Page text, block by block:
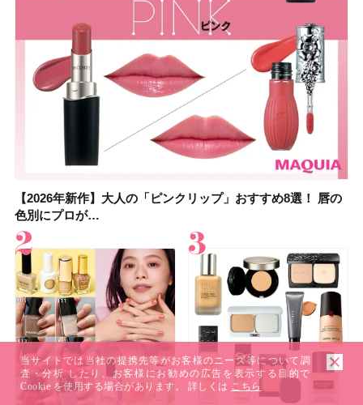
【2026年新作】大人の「ピンクリップ」おすすめ8選！ 唇の
色別にプロが…
【上田竜也さんのマイベストコスメ５選】大人になって開眼
したからこそ愛が深…
【2026年新作】大人の「ピンクリップ」おすすめ8選！ 唇の
色別にプロが…
【2026夏】「香水・フレグランス」ランキングTOP5！＜美
容マニア・マ…
【2026年最新】ダイエットや腸活におすすめの食品・ドリン
ク6選！ 美活…
【2026年夏】40代におすすめの髪型30選！ 若く見える・手
入れが楽な…
【フォロー＆いいねで当たる】中国割烹旅館 掬水亭の宿泊券
を1組2名様にプ…
【セザンヌ】8/7新色追加！「ウォータリーティントリップ
」10モモピュ…
当サイトでは当社の提携先等がお客様のニーズ等について調
査・分析 したり、お客様にお勧めの広告を表示する目的で
Cookie を使用する場合があります。 詳しくは こちら